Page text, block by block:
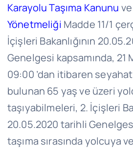
Karayolu Taşıma Kanunu ve
Yönetmeliği Madde 11/1
İçişleri Bakanlığının
Genelgesi kapsamında, 21
09:00 ’dan itibaren
bulunan 65 yaş ve üzeri
taşıyabilmeleri, 2. İçişleri
20.05.2020 tarihli
taşıma sırasında yolcuya